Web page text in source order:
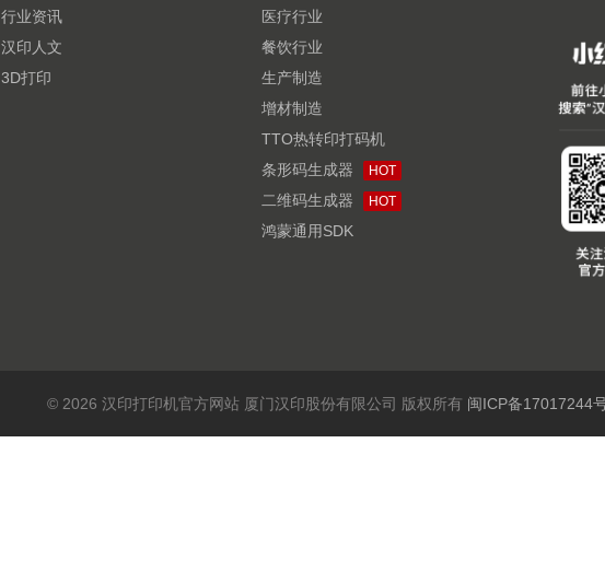
行业资讯
汉印人文
3D打印
医疗行业
餐饮行业
生产制造
增材制造
TTO热转印打码机
条形码生成器
HOT
二维码生成器 HOT
鸿蒙通用SDK
© 2026 汉印打印机官方网站 厦门汉印股份有限公司 版权所有 闽ICP备17017244